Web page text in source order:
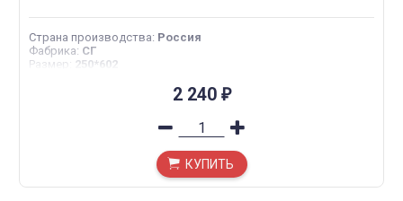
Страна производства: Россия
Фабрика: СГ
Размер : 250*602
2 240 ₽
КУПИТЬ